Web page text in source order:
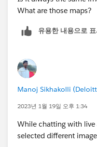
What are those maps?
유용한 내용으로
Manoj Sikhakolli
2023년 1월 19일 오후 1:34
While chatting with
selected different